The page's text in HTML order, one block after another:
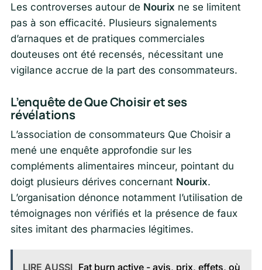
Les controverses autour de Nourix ne se limitent
pas à son efficacité. Plusieurs signalements
d’arnaques et de pratiques commerciales
douteuses ont été recensés, nécessitant une
vigilance accrue de la part des consommateurs.
L’enquête de Que Choisir et ses
révélations
L’association de consommateurs Que Choisir a
mené une enquête approfondie sur les
compléments alimentaires minceur, pointant du
doigt plusieurs dérives concernant Nourix.
L’organisation dénonce notamment l’utilisation de
témoignages non vérifiés et la présence de faux
sites imitant des pharmacies légitimes.
LIRE AUSSI Fat burn active - avis, prix, effets, où